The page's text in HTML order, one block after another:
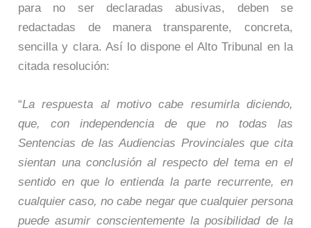
para no ser declaradas abusivas, deben se
redactadas de manera transparente, concreta,
sencilla y clara. Así lo dispone el Alto Tribunal en la
citada resolución:
“La respuesta al motivo cabe resumirla diciendo,
que, con independencia de que no todas las
Sentencias de las Audiencias Provinciales que cita
sientan una conclusión al respecto del tema en el
sentido en que lo entienda la parte recurrente, en
cualquier caso, no cabe negar que cualquier persona
puede asumir conscientemente la posibilidad de la